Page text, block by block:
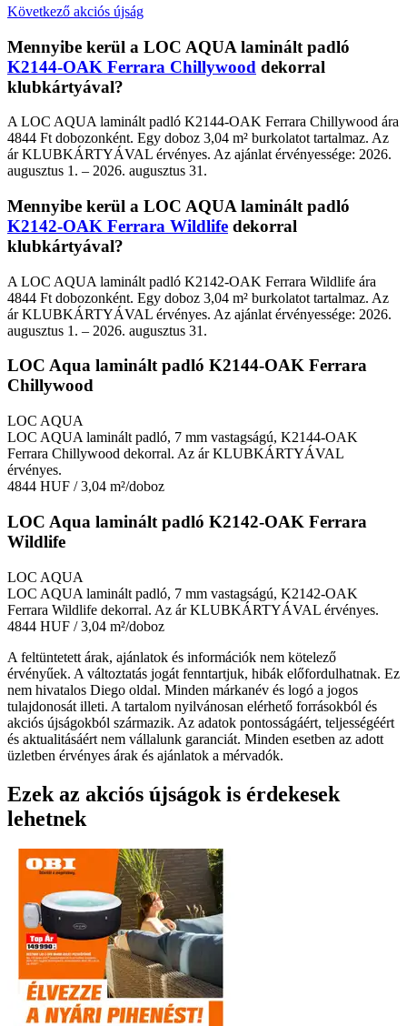
Következő akciós újság
Mennyibe kerül a LOC AQUA laminált padló
K2144-OAK Ferrara Chillywood dekorral
klubkártyával?
A LOC AQUA laminált padló K2144-OAK Ferrara Chillywood ára
4844 Ft dobozonként. Egy doboz 3,04 m² burkolatot tartalmaz. Az
ár KLUBKÁRTYÁVAL érvényes. Az ajánlat érvényessége: 2026.
augusztus 1. – 2026. augusztus 31.
Mennyibe kerül a LOC AQUA laminált padló
K2142-OAK Ferrara Wildlife dekorral
klubkártyával?
A LOC AQUA laminált padló K2142-OAK Ferrara Wildlife ára
4844 Ft dobozonként. Egy doboz 3,04 m² burkolatot tartalmaz. Az
ár KLUBKÁRTYÁVAL érvényes. Az ajánlat érvényessége: 2026.
augusztus 1. – 2026. augusztus 31.
LOC Aqua laminált padló K2144-OAK Ferrara
Chillywood
LOC AQUA
LOC AQUA laminált padló, 7 mm vastagságú, K2144-OAK
Ferrara Chillywood dekorral. Az ár KLUBKÁRTYÁVAL
érvényes.
4844 HUF / 3,04 m²/doboz
LOC Aqua laminált padló K2142-OAK Ferrara
Wildlife
LOC AQUA
LOC AQUA laminált padló, 7 mm vastagságú, K2142-OAK
Ferrara Wildlife dekorral. Az ár KLUBKÁRTYÁVAL érvényes.
4844 HUF / 3,04 m²/doboz
A feltüntetett árak, ajánlatok és információk nem kötelező
érvényűek. A változtatás jogát fenntartjuk, hibák előfordulhatnak. Ez
nem hivatalos Diego oldal. Minden márkanév és logó a jogos
tulajdonosát illeti. A tartalom nyilvánosan elérhető forrásokból és
akciós újságokból származik. Az adatok pontosságáért, teljességéért
és aktualitásáért nem vállalunk garanciát. Minden esetben az adott
üzletben érvényes árak és ajánlatok a mérvadók.
Ezek az akciós újságok is érdekesek
lehetnek